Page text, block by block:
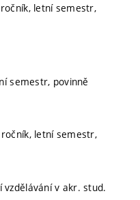
letní semestr,
semestr, povinně
letní semestr,
vzdělávání v akr. stud.